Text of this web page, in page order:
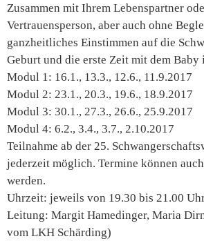
Zusammen mit Ihrem Lebenspartner
Vertrauensperson, aber auch ohne
ganzheitliches Einstimmen auf die
Geburt und die erste Zeit mit dem
Modul 1: 16.1., 13.3., 12.6., 11.9.2017
Modul 2: 23.1., 20.3., 19.6., 18.9.2017
Modul 3: 30.1., 27.3., 26.6., 25.9.2017
Modul 4: 6.2., 3.4., 3.7., 2.10.2017
Teilnahme ab der 25.
jederzeit möglich. Termine können
werden.
Uhrzeit: jeweils von 19.30 bis 21.00
Leitung: Margit Hamedinger, Maria
vom LKH Schärding)